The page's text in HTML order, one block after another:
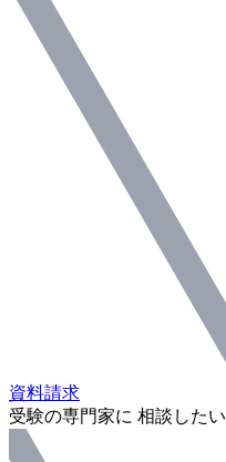
資料請求
受験の専門家に 相談したい